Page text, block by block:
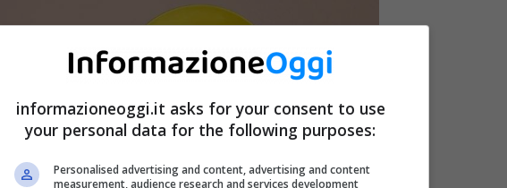
informazioneoggi.it asks for your consent to use
your personal data for the following purposes:
Personalised advertising and content, advertising and content
measurement, audience research and services development